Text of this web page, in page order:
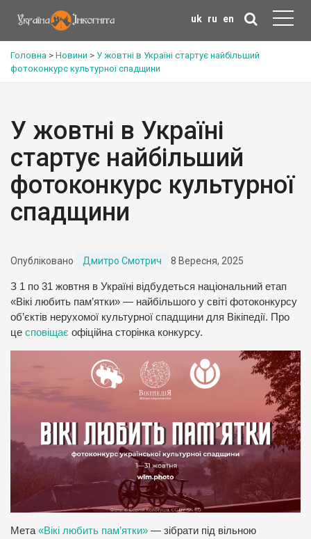
uk ru en
Головна > Новини > У жовтні в Україні стартує найбільший
фотоконкурс культурної спадщини
У жовтні в Україні
стартує найбільший
фотоконкурс культурної
спадщини
Опубліковано Дмитро Смотрич 8 Вересня, 2025
З 1 по 31 жовтня в Україні відбудеться національний етап
«Вікі любить пам’ятки» — найбільшого у світі фотоконкурсу
об’єктів нерухомої культурної спадщини для Вікіпедії. Про
це сповіщає офіційна сторінка конкурсу.
Мета «Вікі любить пам’ятки» — зібрати під вільною